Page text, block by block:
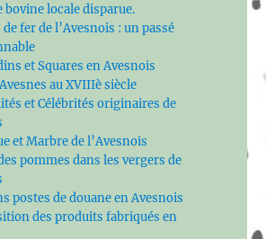
bovine locale disparue.
fer de l’Avesnois : un passé
et Squares en Avesnois
au XVIIIè siècle
et Célébrités originaires de
et Marbre de l’Avesnois
pommes dans les vergers de
postes de douane en Avesnois
des produits fabriqués en